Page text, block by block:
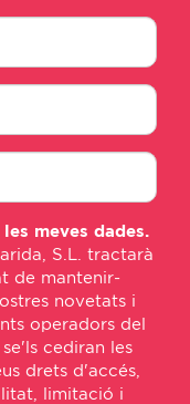
meves dades.
S.L. tractarà
de mantenir-
novetats i
operadors del
cediran les
drets d'accés,
limitació i